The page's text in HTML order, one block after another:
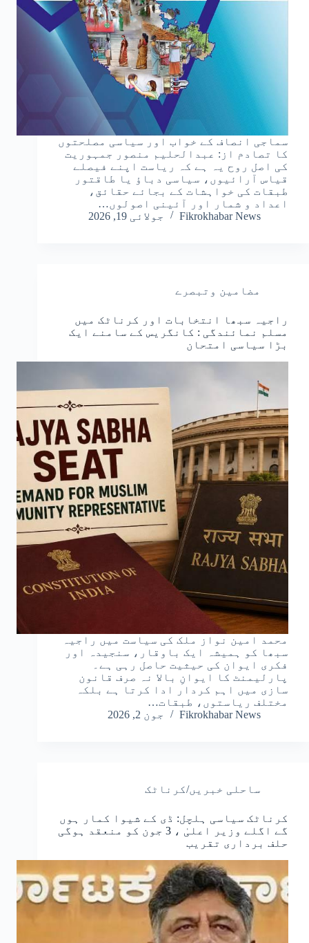
سماجی انصاف کے خواب اور سیاسی مصلحتوں
کا تصادم از: عبدالحلیم منصور جمہوریت
کی اصل روح یہ ہے کہ ریاست اپنے فیصلے
قیاس آرائیوں، سیاسی دباؤ یا طاقتور
طبقات کی خواہشات کے بجائے حقائق،
اعداد و شمار اور آئینی اصولوں…
Fikrokhabar News
جولائی 19, 2026
مضامین وتبصرے
راجیہ سبھا انتخابات اور کرناٹک میں
مسلم نمائندگی : کانگریس کے سامنے ایک
بڑا سیاسی امتحان
محمد امین نواز ملک کی سیاست میں راجیہ
سبھا کو ہمیشہ ایک باوقار، سنجیدہ اور
فکری ایوان کی حیثیت حاصل رہی ہے۔
پارلیمنٹ کا ایوانِ بالا نہ صرف قانون
سازی میں اہم کردار ادا کرتا ہے بلکہ
مختلف ریاستوں، طبقات…
Fikrokhabar News
جون 2, 2026
ساحلی خبریں/کرناٹک
کرناٹک سیاسی ہلچل: ڈی کے شیوا کمار ہوں
گے اگلے وزیر اعلیٰ ، 3 جون کو منعقد ہوگی
حلف برداری تقریب